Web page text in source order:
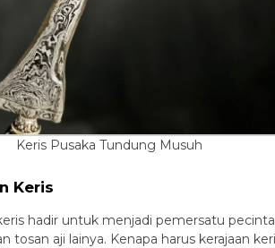
Keris Pusaka Tundung Musuh
Keris
hadir untuk menjadi pemersatu
tosan aji lainya. Kenapa harus kerajaan